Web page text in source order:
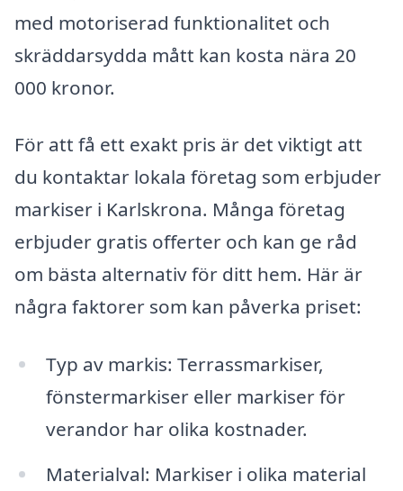
med motoriserad funktionalitet och
skräddarsydda mått kan kosta nära 20
000 kronor.
För att få ett exakt pris är det viktigt att
du kontaktar lokala företag som erbjuder
markiser i Karlskrona. Många företag
erbjuder gratis offerter och kan ge råd
om bästa alternativ för ditt hem. Här är
några faktorer som kan påverka priset:
Typ av markis: Terrassmarkiser,
fönstermarkiser eller markiser för
verandor har olika kostnader.
Materialval: Markiser i olika material